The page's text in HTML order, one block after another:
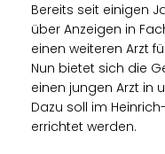
Bereits seit einigen
über Anzeigen in
einen weiteren Arzt
Nun bietet sich die
einen jungen Arzt in
Dazu soll im
errichtet werden.